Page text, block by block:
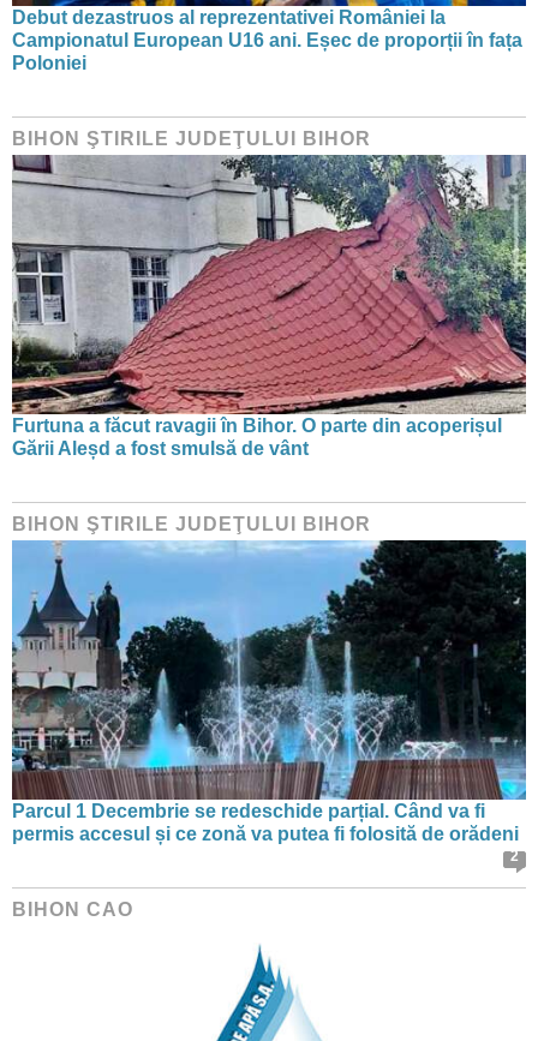
Debut dezastruos al reprezentativei României la
Campionatul European U16 ani. Eșec de proporții în fața
Poloniei
BIHON ŞTIRILE JUDEŢULUI BIHOR
Furtuna a făcut ravagii în Bihor. O parte din acoperișul
Gării Aleșd a fost smulsă de vânt
BIHON ŞTIRILE JUDEŢULUI BIHOR
Parcul 1 Decembrie se redeschide parțial. Când va fi
permis accesul și ce zonă va putea fi folosită de orădeni
2
BIHON CAO